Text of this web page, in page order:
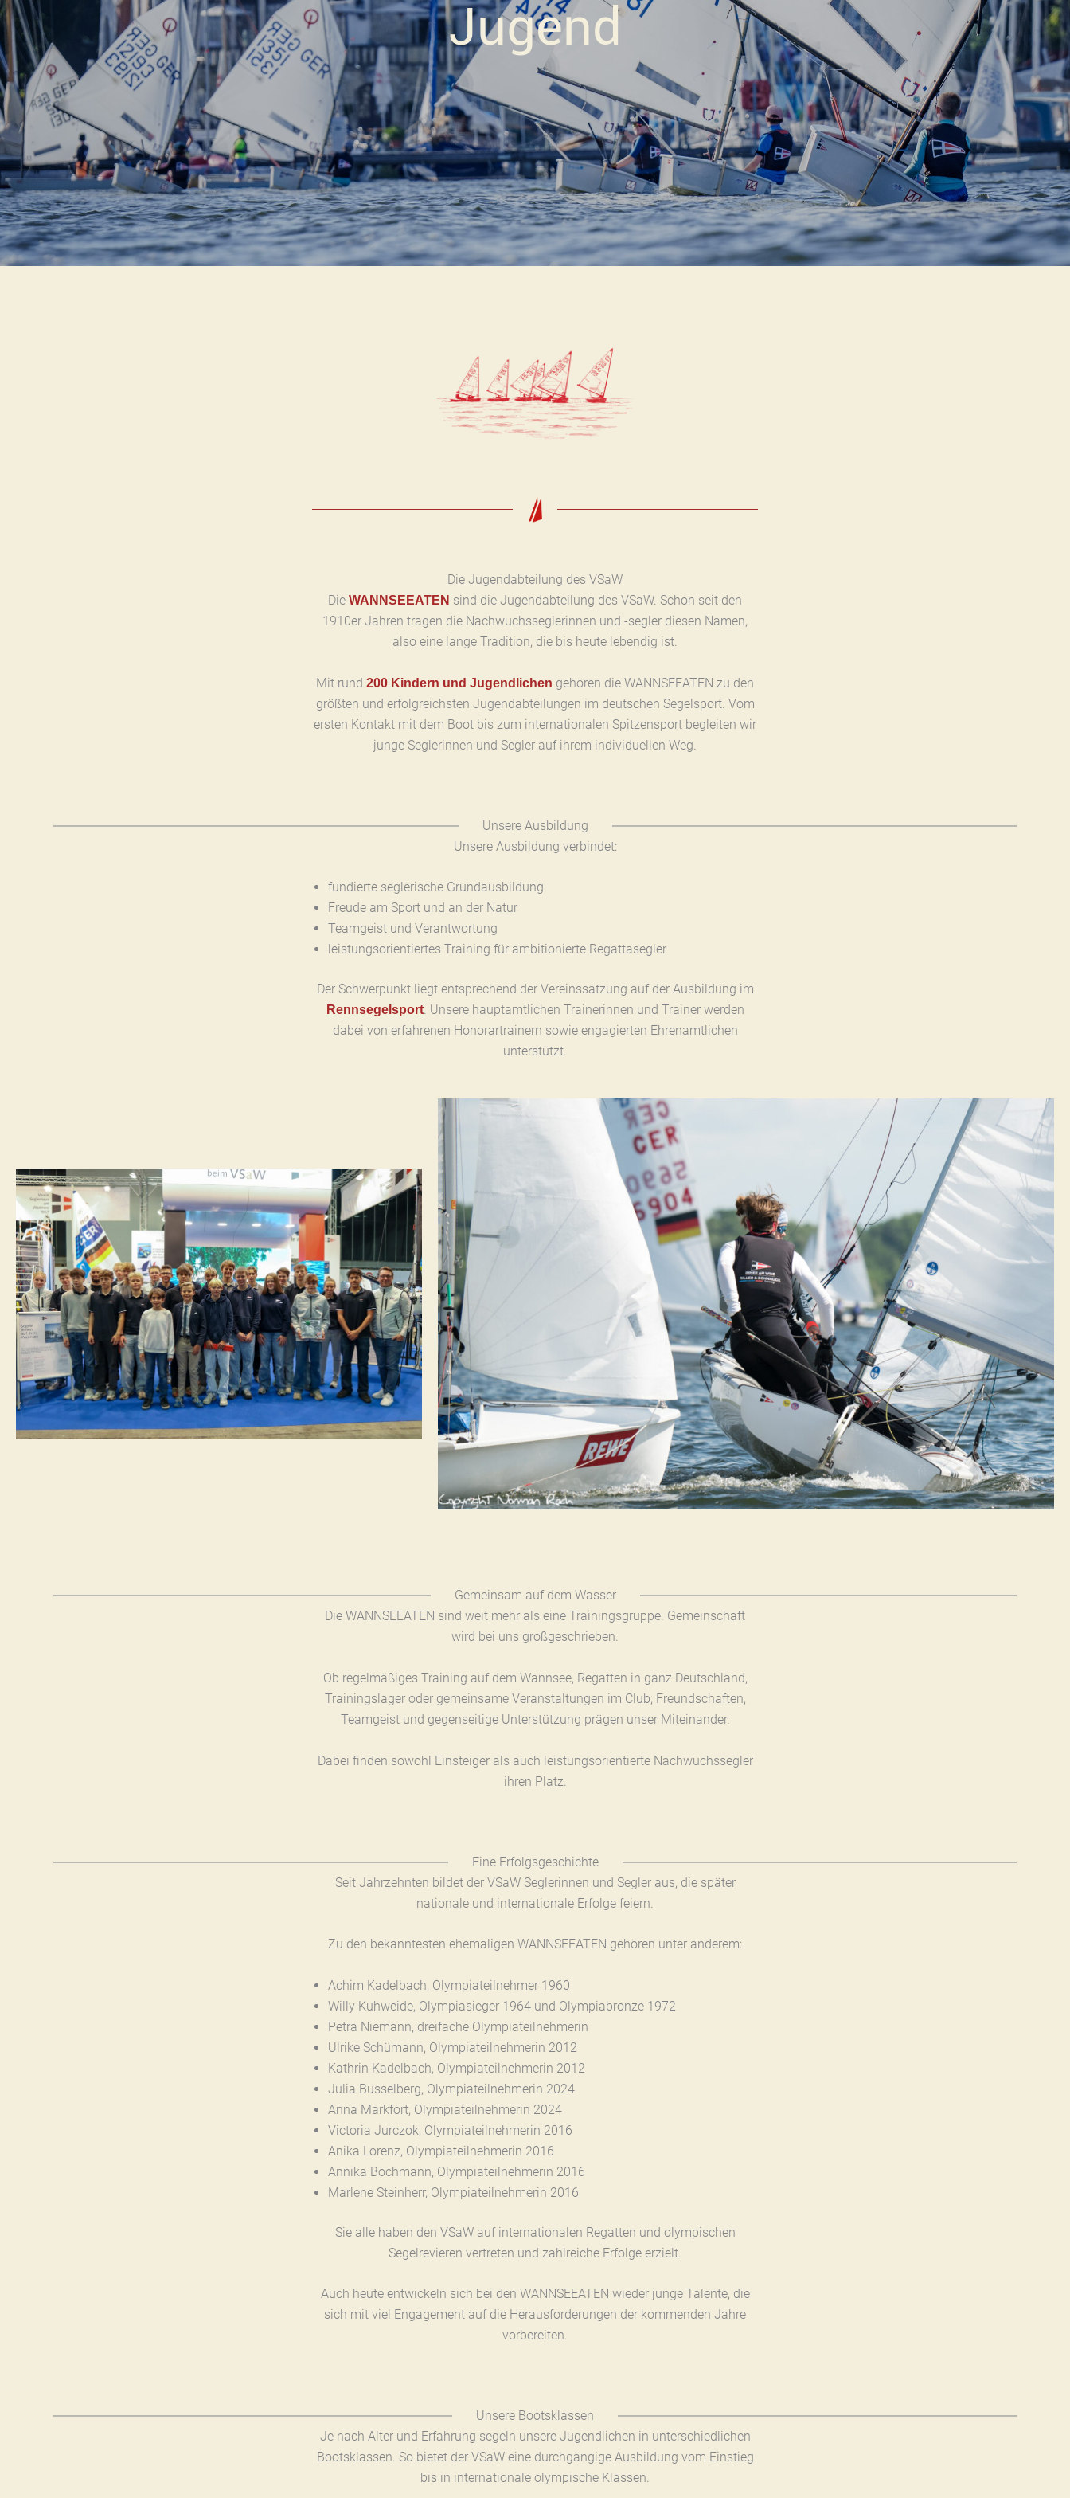
Jugend
Die Jugendabteilung des VSaW
Die WANNSEEATEN sind die Jugendabteilung des VSaW. Schon seit den
1910er Jahren tragen die Nachwuchsseglerinnen und -segler diesen Namen,
also eine lange Tradition, die bis heute lebendig ist.
Mit rund 200 Kindern und Jugendlichen gehören die WANNSEEATEN zu den
größten und erfolgreichsten Jugendabteilungen im deutschen Segelsport. Vom
ersten Kontakt mit dem Boot bis zum internationalen Spitzensport begleiten wir
junge Seglerinnen und Segler auf ihrem individuellen Weg.
Unsere Ausbildung
Unsere Ausbildung verbindet:
fundierte seglerische Grundausbildung
Freude am Sport und an der Natur
Teamgeist und Verantwortung
leistungsorientiertes Training für ambitionierte Regattasegler
Der Schwerpunkt liegt entsprechend der Vereinssatzung auf der Ausbildung im
Rennsegelsport. Unsere hauptamtlichen Trainerinnen und Trainer werden
dabei von erfahrenen Honorartrainern sowie engagierten Ehrenamtlichen
unterstützt.
Gemeinsam auf dem Wasser
Die WANNSEEATEN sind weit mehr als eine Trainingsgruppe. Gemeinschaft
wird bei uns großgeschrieben.
Ob regelmäßiges Training auf dem Wannsee, Regatten in ganz Deutschland,
Trainingslager oder gemeinsame Veranstaltungen im Club; Freundschaften,
Teamgeist und gegenseitige Unterstützung prägen unser Miteinander.
Dabei finden sowohl Einsteiger als auch leistungsorientierte Nachwuchssegler
ihren Platz.
Eine Erfolgsgeschichte
Seit Jahrzehnten bildet der VSaW Seglerinnen und Segler aus, die später
nationale und internationale Erfolge feiern.
Zu den bekanntesten ehemaligen WANNSEEATEN gehören unter anderem:
Achim Kadelbach, Olympiateilnehmer 1960
Willy Kuhweide, Olympiasieger 1964 und Olympiabronze 1972
Petra Niemann, dreifache Olympiateilnehmerin
Ulrike Schümann, Olympiateilnehmerin 2012
Kathrin Kadelbach, Olympiateilnehmerin 2012
Julia Büsselberg, Olympiateilnehmerin 2024
Anna Markfort, Olympiateilnehmerin 2024
Victoria Jurczok, Olympiateilnehmerin 2016
Anika Lorenz, Olympiateilnehmerin 2016
Annika Bochmann, Olympiateilnehmerin 2016
Marlene Steinherr, Olympiateilnehmerin 2016
Sie alle haben den VSaW auf internationalen Regatten und olympischen
Segelrevieren vertreten und zahlreiche Erfolge erzielt.
Auch heute entwickeln sich bei den WANNSEEATEN wieder junge Talente, die
sich mit viel Engagement auf die Herausforderungen der kommenden Jahre
vorbereiten.
Unsere Bootsklassen
Je nach Alter und Erfahrung segeln unsere Jugendlichen in unterschiedlichen
Bootsklassen. So bietet der VSaW eine durchgängige Ausbildung vom Einstieg
bis in internationale olympische Klassen.